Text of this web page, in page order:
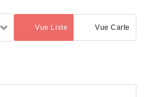
Vue Liste
(activé) Vue Carte